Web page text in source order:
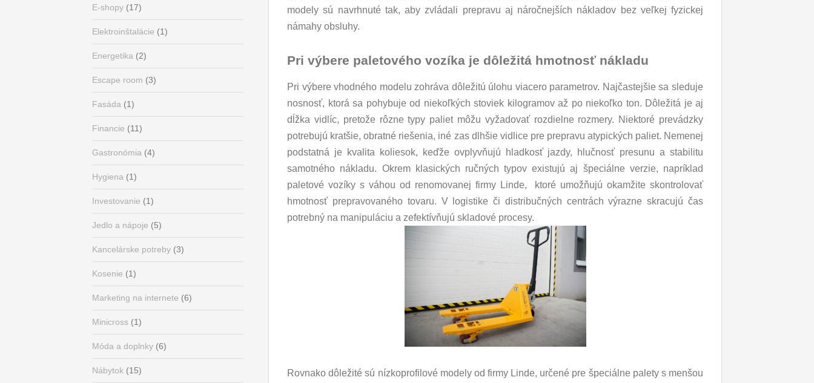
modely sú navrhnuté tak, aby zvládali prepravu aj náročnejších nákladov bez veľkej fyzickej
námahy obsluhy.
Pri výbere paletového vozíka je dôležitá hmotnosť nákladu
Pri výbere vhodného modelu zohráva dôležitú úlohu viacero parametrov. Najčastejšie sa sleduje
nosnosť, ktorá sa pohybuje od niekoľkých stoviek kilogramov až po niekoľko ton. Dôležitá je aj
dĺžka vidlíc, pretože rôzne typy paliet môžu vyžadovať rozdielne rozmery. Niektoré prevádzky
potrebujú kratšie, obratné riešenia, iné zas dlhšie vidlice pre prepravu atypických paliet. Nemenej
podstatná je kvalita koliesok, keďže ovplyvňujú hladkosť jazdy, hlučnosť presunu a stabilitu
samotného nákladu. Okrem klasických ručných typov existujú aj špeciálne verzie, napríklad
paletové vozíky s váhou od renomovanej firmy Linde, ktoré umožňujú okamžite skontrolovať
hmotnosť prepravovaného tovaru. V logistike či distribučných centrách výrazne skracujú čas
potrebný na manipuláciu a zefektívňujú skladové procesy.
Rovnako dôležité sú nízkoprofilové modely od firmy Linde, určené pre špeciálne palety s menšou
E-shopy (17)
Elektroinštalácie (1)
Energetika (2)
Escape room (3)
Fasáda (1)
Financie (11)
Gastronómia (4)
Hygiena (1)
Investovanie (1)
Jedlo a nápoje (5)
Kancelárske potreby (3)
Kosenie (1)
Marketing na internete (6)
Minicross (1)
Móda a doplnky (6)
Nábytok (15)